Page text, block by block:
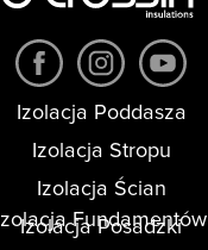
Izolacja Poddasza
Izolacja Stropu
Izolacja Ścian
Izolacja Posadzki
Izolacja Fundamentów